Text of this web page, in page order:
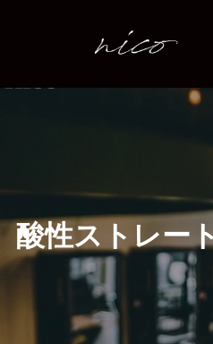
の
前・
新
御
徒
の
美
酸性ストレー